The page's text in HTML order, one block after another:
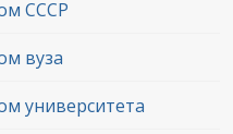
СССР
вуза
университета